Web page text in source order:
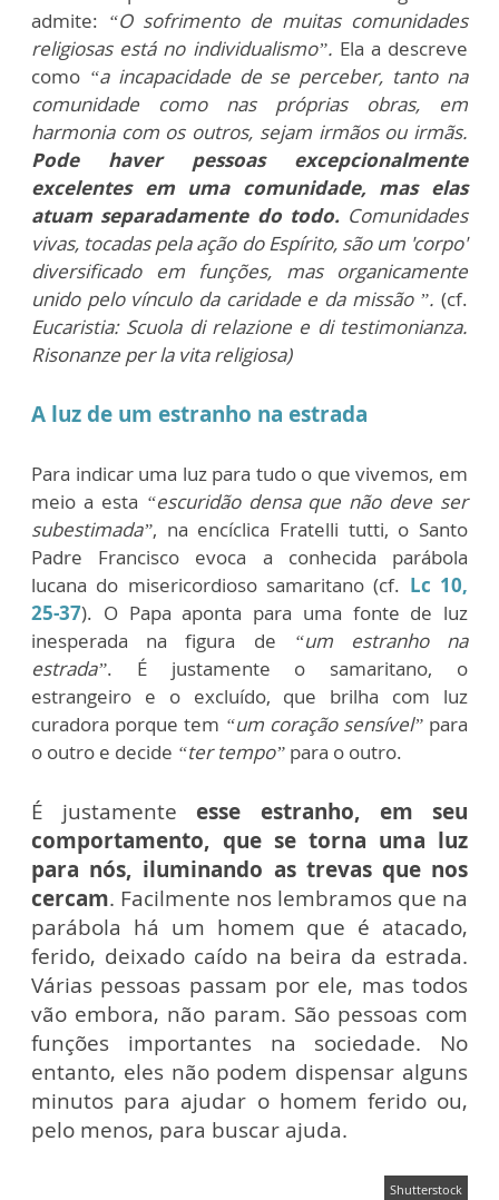
admite: “O sofrimento de muitas comunidades
religiosas está no individualismo”. Ela a descreve
como “a incapacidade de se perceber, tanto na
comunidade como nas próprias obras, em
harmonia com os outros, sejam irmãos ou irmãs.
Pode haver pessoas excepcionalmente
excelentes em uma comunidade, mas elas
atuam separadamente do todo.Comunidades
vivas, tocadas pela ação do Espírito, são um 'corpo'
diversificado em funções, mas organicamente
unido pelo vínculo da caridade e da missão ”. (cf.
Eucaristia: Scuola di relazione e di testimonianza.
Risonanze per la vita religiosa)
A luz de um estranho na estrada
Para indicar uma luz para tudo o que vivemos, em
meio a esta “escuridão densa que não deve ser
subestimada”, na encíclica Fratelli tutti, o Santo
Padre Francisco evoca a conhecida parábola
lucana do misericordioso samaritano (cf. Lc 10,
25-37). O Papa aponta para uma fonte de luz
inesperada na figura de
“um estranho na
estrada”. É justamente o samaritano, o
estrangeiro e o excluído, que brilha com luz
curadora porque tem “um coração sensível” para
o outro e decide “ter tempo” para o outro.
É justamente esse estranho, em seu
comportamento, que se torna uma luz
para nós, iluminando as trevas que nos
cercam. Facilmente nos lembramos que na
parábola há um homem que é atacado,
ferido, deixado caído na beira da estrada.
Várias pessoas passam por ele, mas todos
vão embora, não param. São pessoas com
funções importantes na sociedade. No
entanto, eles não podem dispensar alguns
minutos para ajudar o homem ferido ou,
pelo menos, para buscar ajuda.
Shutterstock